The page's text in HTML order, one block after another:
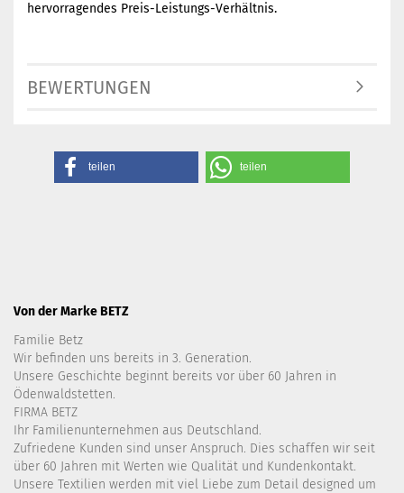
hervorragendes Preis-Leistungs-Verhältnis.
BEWERTUNGEN
teilen teilen
Von der Marke BETZ
Familie Betz
Wir befinden uns bereits in 3. Generation.
Unsere Geschichte beginnt bereits vor über 60 Jahren in
Ödenwaldstetten.
FIRMA BETZ
Ihr Familienunternehmen aus Deutschland.
Zufriedene Kunden sind unser Anspruch. Dies schaffen wir seit
über 60 Jahren mit Werten wie Qualität und Kundenkontakt.
Unsere Textilien werden mit viel Liebe zum Detail designed um